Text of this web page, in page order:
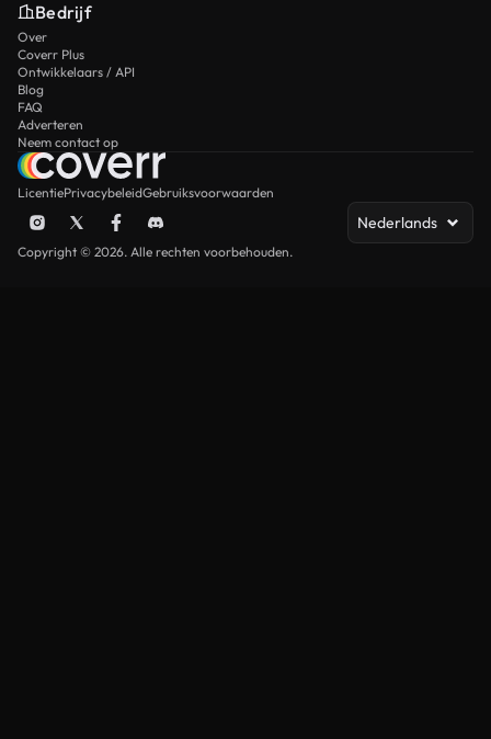
Bedrijf
Over
Coverr Plus
Ontwikkelaars / API
Blog
FAQ
Adverteren
Neem contact op
LicentiePrivacybeleidGebruiksvoorwaarden
Nederlands
Copyright © 2026. Alle rechten voorbehouden.